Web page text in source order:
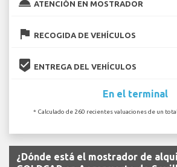
ATENCIÓN EN MOSTRADOR
flag RECOGIDA DE VEHÍCULOS
beenhere ENTREGA DEL VEHÍCULOS
En el terminal
* Calculado de 260 recientes valuaciones de un
¿Dónde está el mostrador de